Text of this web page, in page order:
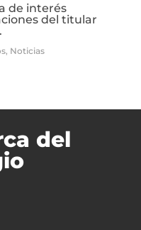
de interés
del titular
, Noticias
del